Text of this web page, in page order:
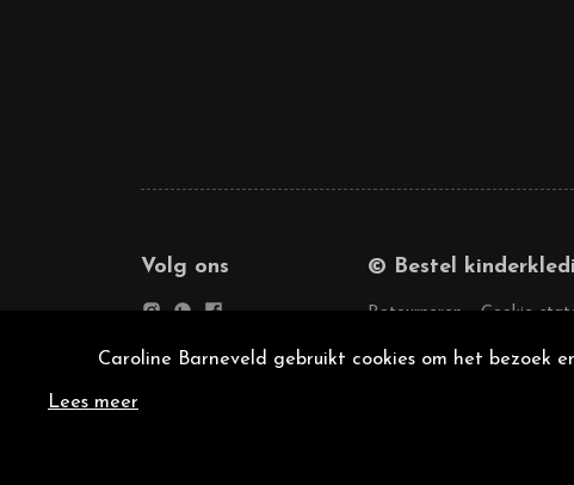
Volg ons © Bestel
Retourneren Cookie
Caroline Barneveld gebruikt cookies om het bezoek
Lees meer